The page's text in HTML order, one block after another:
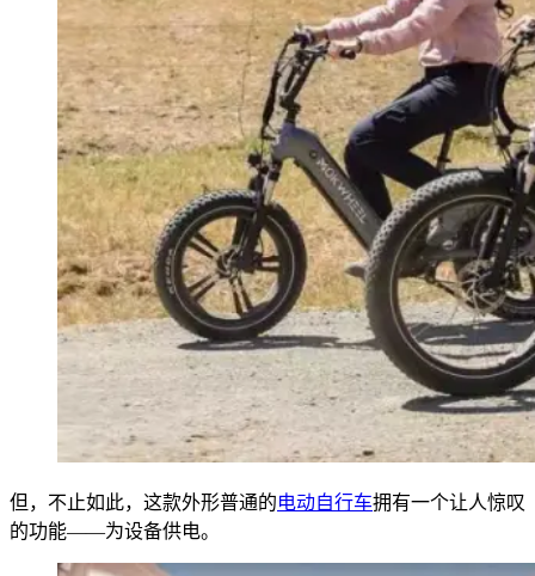
但，不止如此，这款外形普通的电动自行车拥有一个让人惊叹
的功能——为设备供电。